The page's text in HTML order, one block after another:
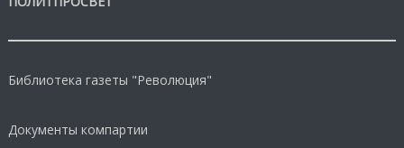
Библиотека газеты "Революция"
Документы компартии